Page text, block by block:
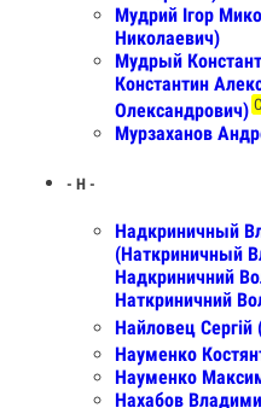
Мудрий Ігор
Николаевич)
Мудрый
Константин
Олександрович)
Мурзаханов
- Н -
Надкриничный
(Наткриничный
Надкриничний
Наткриничний
Найловец
Науменко
Науменко
Нахабов